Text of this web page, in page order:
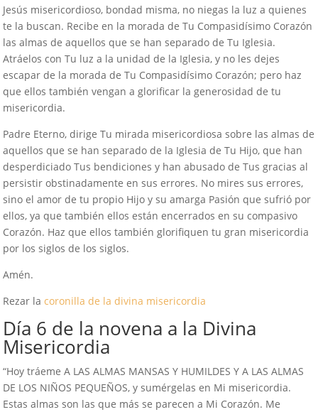
Jesús misericordioso, bondad misma, no niegas la luz a quienes
te la buscan. Recibe en la morada de Tu Compasidísimo Corazón
las almas de aquellos que se han separado de Tu Iglesia.
Atráelos con Tu luz a la unidad de la Iglesia, y no les dejes
escapar de la morada de Tu Compasidísimo Corazón; pero haz
que ellos también vengan a glorificar la generosidad de tu
misericordia.
Padre Eterno, dirige Tu mirada misericordiosa sobre las almas de
aquellos que se han separado de la Iglesia de Tu Hijo, que han
desperdiciado Tus bendiciones y han abusado de Tus gracias al
persistir obstinadamente en sus errores. No mires sus errores,
sino el amor de tu propio Hijo y su amarga Pasión que sufrió por
ellos, ya que también ellos están encerrados en su compasivo
Corazón. Haz que ellos también glorifiquen tu gran misericordia
por los siglos de los siglos.
Amén.
Rezar la coronilla de la divina misericordia
Día 6 de la novena a la Divina
Misericordia
“Hoy tráeme A LAS ALMAS MANSAS Y HUMILDES Y A LAS ALMAS
DE LOS NIÑOS PEQUEÑOS, y sumérgelas en Mi misericordia.
Estas almas son las que más se parecen a Mi Corazón. Me